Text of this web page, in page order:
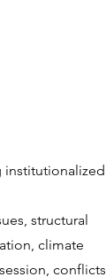
institutionalized
structural
climate
conflicts